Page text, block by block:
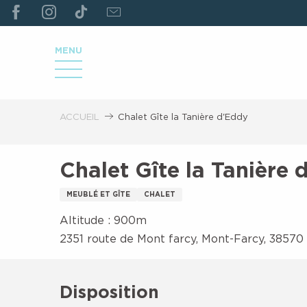
ALLER
AU
PRINCIPAL
MENU
ACCUEIL Chalet Gîte la Tanière d'Eddy
Chalet Gîte la Tanière
MEUBLÉ ET GÎTE CHALET
Altitude : 900m
2351 route de Mont farcy, Mont-Farcy, 38570
Disposition